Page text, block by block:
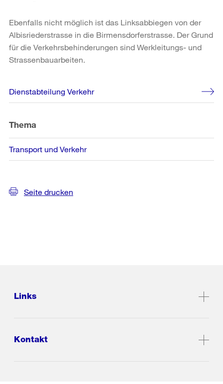
Ebenfalls nicht möglich ist das Linksabbiegen von der
Albisriederstrasse in die Birmensdorferstrasse. Der Grund
für die Verkehrsbehinderungen sind Werkleitungs- und
Strassenbauarbeiten.
Weitere
Informationen
Dienstabteilung Verkehr
Thema
Transport und Verkehr
Seite drucken
Links
Kontakt